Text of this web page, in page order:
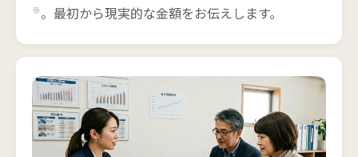
※。最初から現実的な金額をお伝えします。